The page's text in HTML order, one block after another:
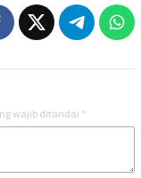
wajib ditandai *